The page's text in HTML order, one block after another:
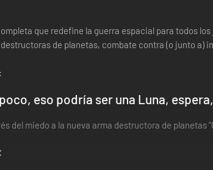
que redefine la guerra espacial para todos
de planetas, combate contra (o junto
eso podría ser una Luna,
del miedo a la nueva arma destructora de